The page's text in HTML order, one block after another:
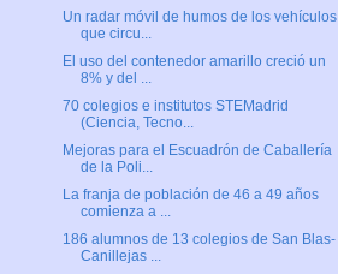
Un radar móvil de humos de los vehículos
que circu...
El uso del contenedor amarillo creció un
8% y del ...
70 colegios e institutos STEMadrid
(Ciencia, Tecno...
Mejoras para el Escuadrón de Caballería
de la Poli...
La franja de población de 46 a 49 años
comienza a ...
186 alumnos de 13 colegios de San Blas-
Canillejas ...